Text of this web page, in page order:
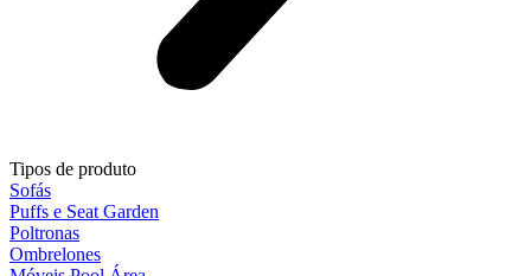
Tipos de produto
Sofás
Puffs e Seat Garden
Poltronas
Ombrelones